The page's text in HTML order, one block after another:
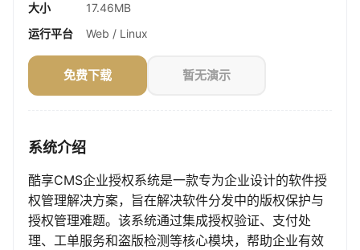
大小
17.46MB
运行平台
Web / Linux
免费下载 暂无演示
系统介绍
酷享CMS企业授权系统是一款专为企业设计的软件授
权管理解决方案，旨在解决软件分发中的版权保护与
授权管理难题。该系统通过集成授权验证、支付处
理、工单服务和盗版检测等核心模块，帮助企业有效